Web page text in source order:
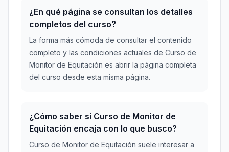
¿En qué página se consultan los detalles
completos del curso?
La forma más cómoda de consultar el contenido
completo y las condiciones actuales de Curso de
Monitor de Equitación es abrir la página completa
del curso desde esta misma página.
¿Cómo saber si Curso de Monitor de
Equitación encaja con lo que busco?
Curso de Monitor de Equitación suele interesar a